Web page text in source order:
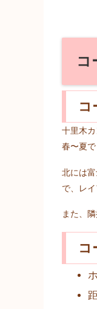
コ
コ
十里木カ
春〜夏で
北には
で、レ
また、
コ